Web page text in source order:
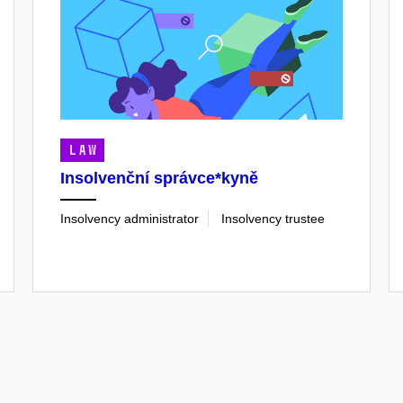
LAW
Insolvenční správce*kyně
Insolvency administrator Insolvency trustee